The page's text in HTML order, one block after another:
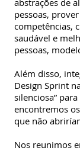
pessoas,
competências,
saudável e
pessoas,
Além disso,
Design Sprint
silenciosa”
encontremos
que não
Nos reunimos